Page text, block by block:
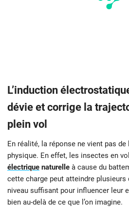
L’induction
dévie et corrige la
plein vol
En réalité, la réponse ne vient pas
physique. En effet, les insectes en
électrique naturelle à cause du
cette charge peut atteindre plusieurs
niveau suffisant pour influencer leur
bien au-delà de ce que l’on imagine.